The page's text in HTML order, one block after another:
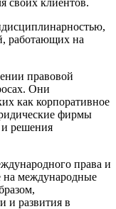
работающих на
правовой
Они
как корпоративное
фирмы
и решения
права и
на международные
и развития в